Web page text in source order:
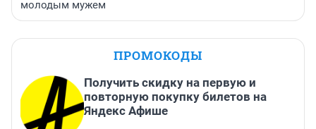
молодым мужем
ПРОМОКОДЫ
Получить скидку на первую и
повторную покупку билетов на
Яндекс Афише